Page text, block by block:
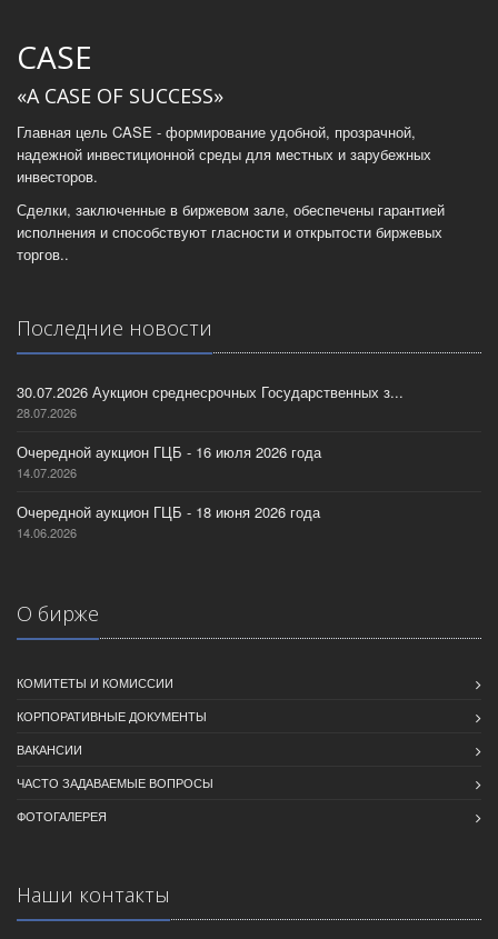
CASE
«A CASE OF SUCCESS»
Главная цель CASE - формирование удобной, прозрачной,
надежной инвестиционной среды для местных и зарубежных
инвесторов.
Сделки, заключенные в биржевом зале, обеспечены гарантией
исполнения и способствуют гласности и открытости биржевых
торгов..
Последние новости
30.07.2026 Аукцион среднесрочных Государственных з...
28.07.2026
Очередной аукцион ГЦБ - 16 июля 2026 года
14.07.2026
Очередной аукцион ГЦБ - 18 июня 2026 года
14.06.2026
О бирже
КОМИТЕТЫ И КОМИССИИ
КОРПОРАТИВНЫЕ ДОКУМЕНТЫ
ВАКАНСИИ
ЧАСТО ЗАДАВАЕМЫЕ ВОПРОСЫ
ФОТОГАЛЕРЕЯ
Наши контакты